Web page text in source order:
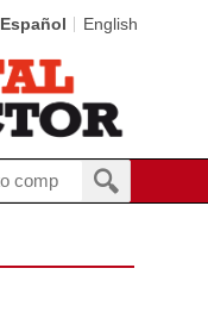
Español English